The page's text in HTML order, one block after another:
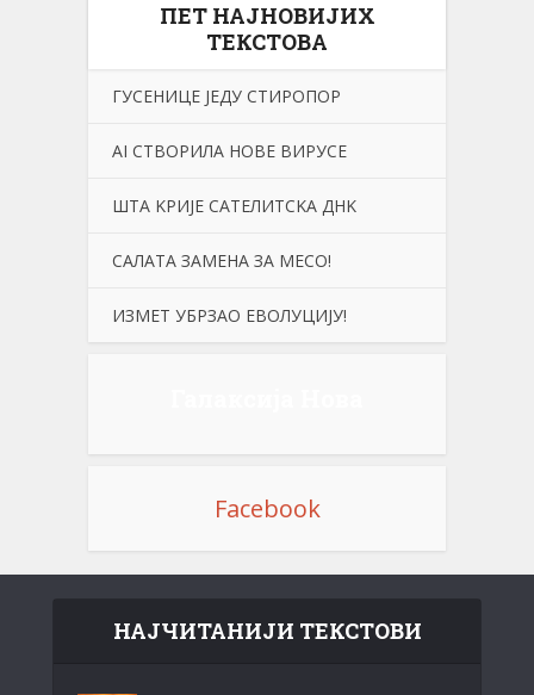
ПЕТ НАЈНОВИЈИХ
ТЕКСТОВА
ГУСЕНИЦЕ ЈЕДУ СТИРОПОР
АI СТВОРИЛА НОВЕ ВИРУСЕ
ШТА KРИЈЕ САТЕЛИТСKА ДНK
САЛАТА ЗАМЕНА ЗА МЕСО!
ИЗМЕТ УБРЗАО ЕВОЛУЦИЈУ!
Facebook
НАЈЧИТАНИЈИ ТЕКСТОВИ